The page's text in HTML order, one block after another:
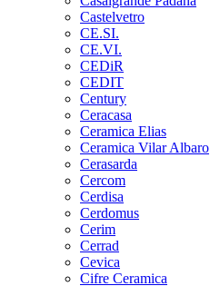
Castelvetro
CE.SI.
CE.VI.
CEDiR
CEDIT
Century
Ceracasa
Ceramica Elias
Ceramica Vilar Albaro
Cerasarda
Cercom
Cerdisa
Cerdomus
Cerim
Cerrad
Cevica
Cifre Ceramica